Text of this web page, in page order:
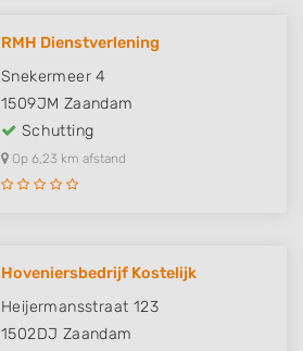
RMH Dienstverlening
Snekermeer 4
1509JM Zaandam
Schutting
Op 6,23 km afstand
Hoveniersbedrijf Kostelijk
Heijermansstraat 123
1502DJ Zaandam